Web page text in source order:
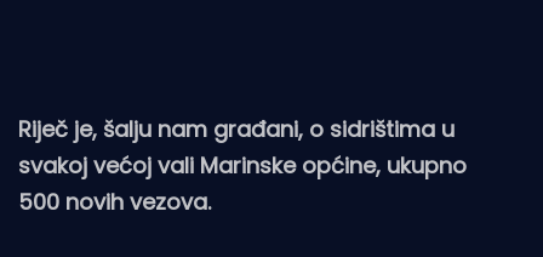
Riječ je, šalju nam građani, o sidrištima u
svakoj većoj vali Marinske općine, ukupno
500 novih vezova.